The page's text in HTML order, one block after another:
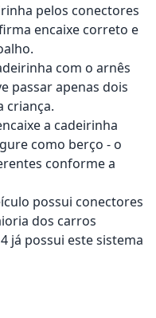
pelos conectores
encaixe correto e
com o arnês
passar apenas dois
criança.
a cadeirinha
como berço - o
conforme a
possui conectores
dos carros
já possui este sistema